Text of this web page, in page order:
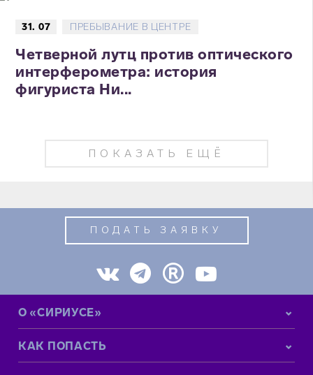
31. 07 ПРЕБЫВАНИЕ В ЦЕНТРЕ
Четверной лутц против оптического
интерферометра: история
фигуриста Ни...
ПОКАЗАТЬ ЕЩЁ
ПОДАТЬ ЗАЯВКУ
О «СИРИУСЕ»
КАК ПОПАСТЬ